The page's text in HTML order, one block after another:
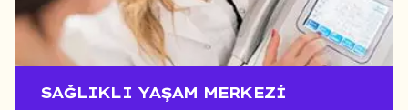
SAĞLIKLI YAŞAM MERKEZI